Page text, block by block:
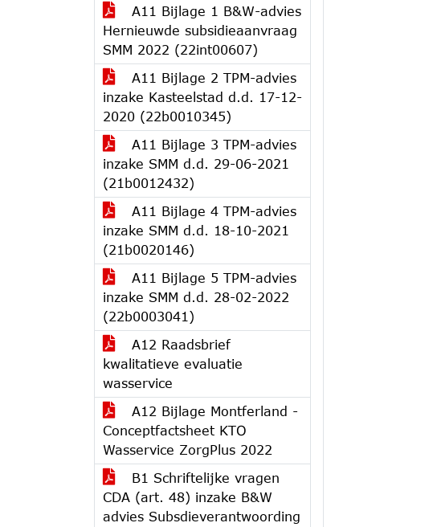
A11 Bijlage 1 B&W-advies
Hernieuwde subsidieaanvraag
SMM 2022 (22int00607)
A11 Bijlage 2 TPM-advies
inzake Kasteelstad d.d. 17-12-
2020 (22b0010345)
A11 Bijlage 3 TPM-advies
inzake SMM d.d. 29-06-2021
(21b0012432)
A11 Bijlage 4 TPM-advies
inzake SMM d.d. 18-10-2021
(21b0020146)
A11 Bijlage 5 TPM-advies
inzake SMM d.d. 28-02-2022
(22b0003041)
A12 Raadsbrief
kwalitatieve evaluatie
wasservice
A12 Bijlage Montferland -
Conceptfactsheet KTO
Wasservice ZorgPlus 2022
B1 Schriftelijke vragen
CDA (art. 48) inzake B&W
advies Subsdieverantwoording